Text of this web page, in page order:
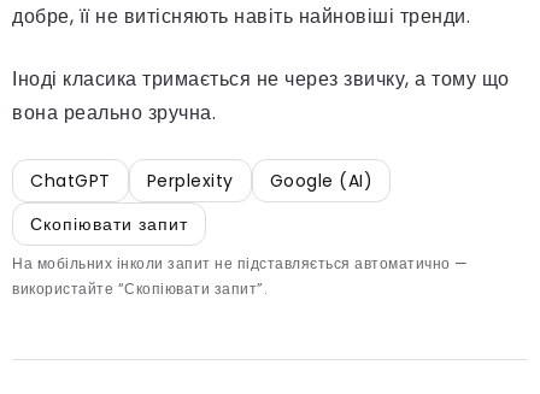
добре, її не витісняють навіть найновіші тренди.
Іноді класика тримається не через звичку, а тому що
вона реально зручна.
ChatGPT Perplexity
Google (AI)
Скопіювати запит
На мобільних інколи запит не підставляється автоматично —
використайте “Скопіювати запит”.